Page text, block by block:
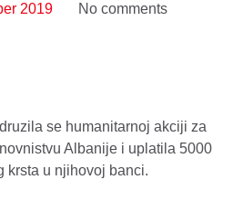
2019
No comments
se humanitarnoj akciji za
Albanije i uplatila 5000
krsta u njihovoj banci.